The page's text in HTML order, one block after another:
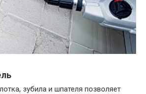
зубила и шпателя позволяет